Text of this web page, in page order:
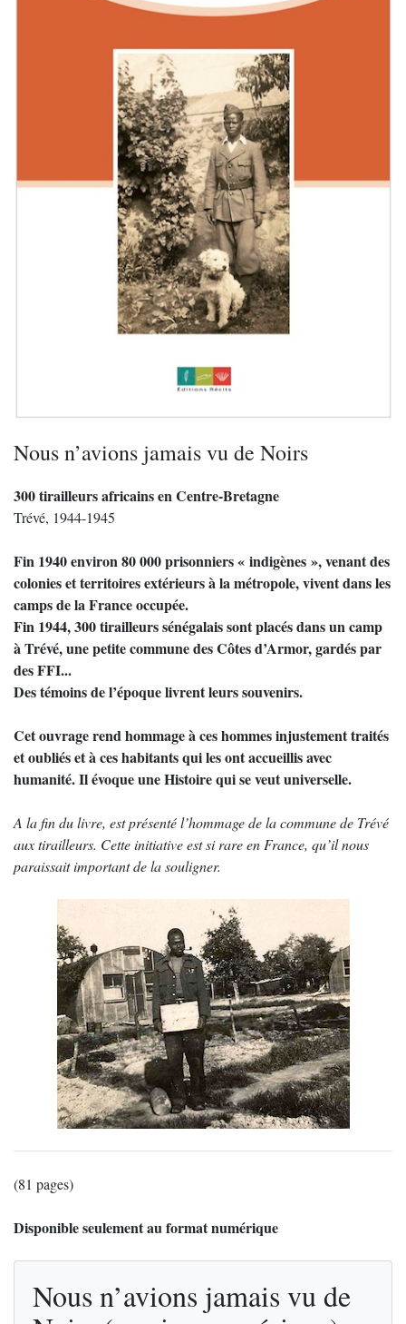
Nous n’avions jamais vu de Noirs
300 tirailleurs africains en Centre-Bretagne
Trévé, 1944-1945
Fin 1940 environ 80 000 prisonniers « indigènes », venant des
colonies et territoires extérieurs à la métropole, vivent dans les
camps de la France occupée.
Fin 1944, 300 tirailleurs sénégalais sont placés dans un camp
à Trévé, une petite commune des Côtes d’Armor, gardés par
des FFI...
Des témoins de l’époque livrent leurs souvenirs.
Cet ouvrage rend hommage à ces hommes injustement traités
et oubliés et à ces habitants qui les ont accueillis avec
humanité. Il évoque une Histoire qui se veut universelle.
A la fin du livre, est présenté l’hommage de la commune de Trévé
aux tirailleurs. Cette initiative est si rare en France, qu’il nous
paraissait important de la souligner.
(81 pages)
Disponible seulement au format numérique
Nous n’avions jamais vu de